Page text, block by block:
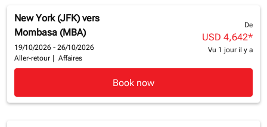
New York (JFK) vers
Mombasa (MBA)
19/10/2026 - 26/10/2026
Aller-retour
Affaires
De
USD 4,642*
Vu 1 jour il y a
Book now